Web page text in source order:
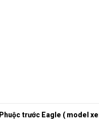
Phuộc trước Eagle ( model